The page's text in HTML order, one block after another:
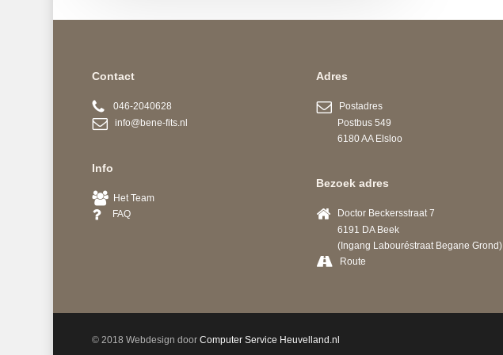
Contact
046-2040628
info@bene-fits.nl
Info
Het Team
FAQ
Adres
Postadres
Postbus 549
6180 AA Elsloo
Bezoek adres
Doctor Beckersstraat 7
6191 DA Beek
(Ingang Labouréstraat Begane Grond)
Route
© 2018 Webdesign door Computer Service Heuvelland.nl